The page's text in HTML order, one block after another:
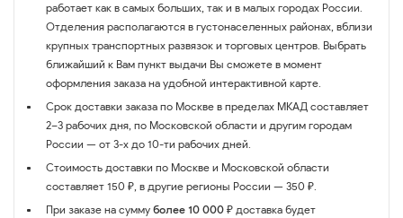
работает как в самых больших, так и в малых городах России.
Отделения располагаются в густонаселенных районах, вблизи
крупных транспортных развязок и торговых центров. Выбрать
ближайший к Вам пункт выдачи Вы сможете в момент
оформления заказа на удобной интерактивной карте.
Срок доставки заказа по Москве в пределах МКАД составляет
2–3 рабочих дня, по Московской области и другим городам
России — от 3-х до 10-ти рабочих дней.
Стоимость доставки по Москве и Московской области
составляет 150 ₽, в другие регионы России — 350 ₽.
При заказе на сумму более 10 000 ₽ доставка будет